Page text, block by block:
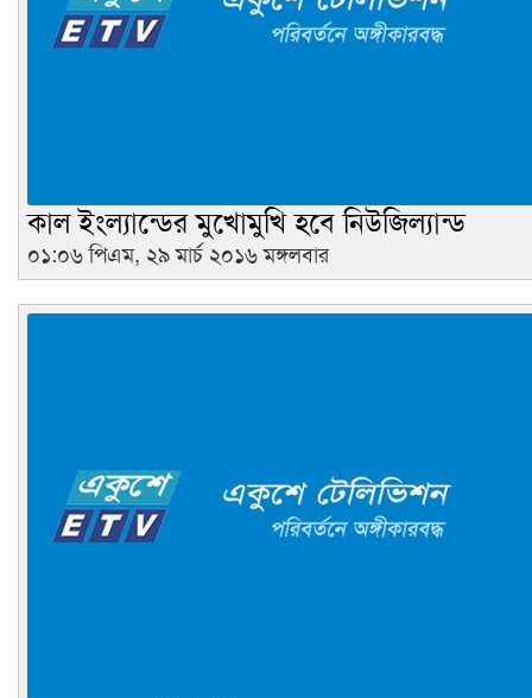
কাল ইংল্যান্ডের মুখোমুখি হবে নিউজিল্যান্ড
০১:০৬ পিএম, ২৯ মার্চ ২০১৬ মঙ্গলবার